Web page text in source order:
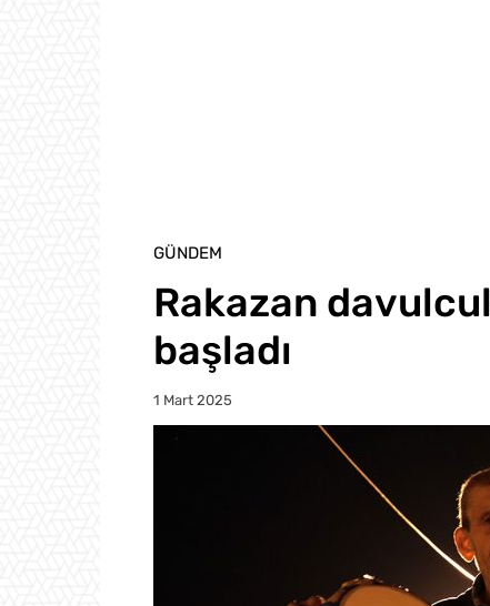
GÜNDEM
Rakazan
başladı
1 Mart 2025